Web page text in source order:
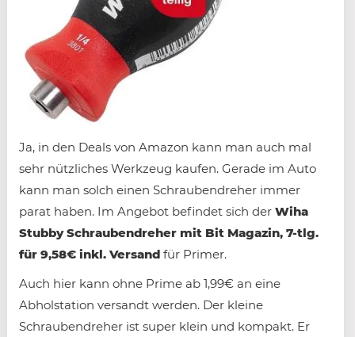
Ja, in den Deals von Amazon kann man auch mal
sehr nützliches Werkzeug kaufen. Gerade im Auto
kann man solch einen Schraubendreher immer
parat haben. Im Angebot befindet sich der Wiha
Stubby Schraubendreher mit Bit Magazin, 7-tlg.
für 9,58€ inkl. Versand für Primer.
Auch hier kann ohne Prime ab 1,99€ an eine
Abholstation versandt werden. Der kleine
Schraubendreher ist super klein und kompakt. Er